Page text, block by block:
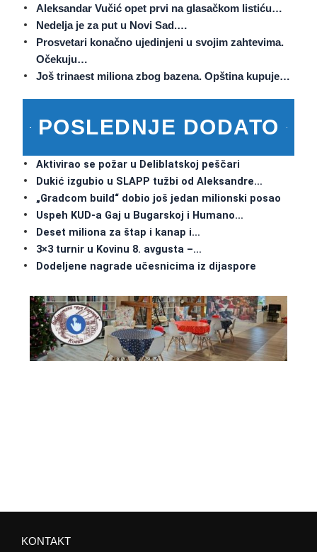
Aleksandar Vučić opet prvi na glasačkom listiću…
Nedelja je za put u Novi Sad.…
Prosvetari konačno ujedinjeni u svojim zahtevima.
Očekuju…
Još trinaest miliona zbog bazena. Opština kupuje…
POSLEDNJE DODATO
Aktivirao se požar u Deliblatskoj peščari
Dukić izgubio u SLAPP tužbi od Aleksandre…
„Gradcom build“ dobio još jedan milionski posao
Uspeh KUD-a Gaj u Bugarskoj i Humano…
Deset miliona za štap i kanap i…
3×3 turnir u Kovinu 8. avgusta –…
Dodeljene nagrade učesnicima iz dijaspore
KONTAKT